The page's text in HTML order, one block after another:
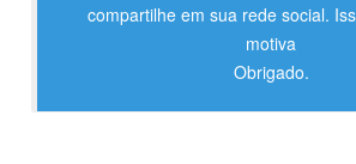
compartilhe em sua rede social.
motiva
Obrigado.